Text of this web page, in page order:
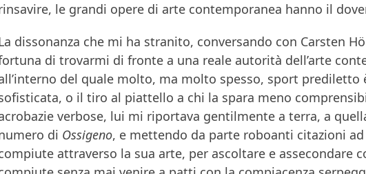
le grandi opere di arte contemporanea hanno il
dissonanza che mi ha stranito, conversando con Carsten
di trovarmi di fronte a una reale autorità dell’arte
del quale molto, ma molto spesso, sport
o il tiro al piattello a chi la spara meno
verbose, lui mi riportava gentilmente a terra, a
di Ossigeno, e mettendo da parte roboanti citazioni
attraverso la sua arte, per ascoltare e assecondare